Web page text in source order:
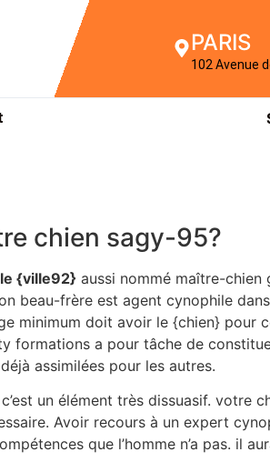
PARIS
102 Avenue
chien sagy-95?
{ville92} aussi nommé maître-
beau-frère est agent cynophile
minimum doit avoir le {chien} pour
formations a pour tâche de
assimilées pour les autres.
un élément très dissuasif. votre
Avoir recours à un expert
que l’homme n’a pas. il